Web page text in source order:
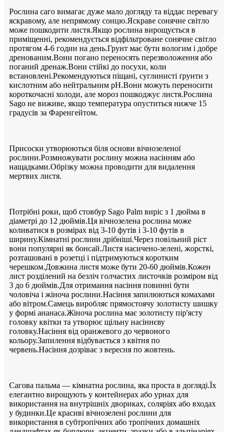
Рослина саго вимагає дуже мало догляду та віддає перевагу
яскравому, але непрямому сонцю.Яскраве сонячне світло
може пошкодити листя.Якщо рослина вирощується в
приміщенні, рекомендується відфільтроване сонячне світло
протягом 4-6 годин на день.Грунт має бути вологим і добре
дренованим.Вони погано переносять перезволоження або
поганий дренаж.Вони стійкі до посухи, коли
встановлені.Рекомендуються піщані, суглинисті ґрунти з
кислотним або нейтральним pH.Вони можуть переносити
короткочасні холоди, але мороз пошкоджує листя.Рослина
Sago не виживе, якщо температура опуститься нижче 15
градусів за Фаренгейтом.
Присоски утворюються біля основи вічнозеленої
рослини.Розмножувати рослину можна насінням або
нащадками.Обрізку можна проводити для видалення
мертвих листя.
Потрібні роки, щоб стовбур Sago Palm виріс з 1 дюйма в
діаметрі до 12 дюймів.Ця вічнозелена рослина може
коливатися в розмірах від 3-10 футів і 3-10 футів в
ширину.Кімнатні рослини дрібніші.Через повільний ріст
вони популярні як бонсай.Листя насичено-зелені, жорсткі,
розташовані в розетці і підтримуються коротким
черешком.Довжина листя може бути 20-60 дюймів.Кожен
лист розділений на безліч голчастих листочків розміром від
3 до 6 дюймів.Для отримання насіння повинні бути
чоловіча і жіноча рослини.Насіння запилюються комахами
або вітром.Самець виробляє прямостоячу золотисту шишку
у формі ананаса.Жіноча рослина має золотисту пір'ясту
головку квітки та утворює щільну насіннєву
головку.Насіння від оранжевого до червоного
кольору.Запилення відбувається з квітня по
червень.Насіння дозріває з вересня по жовтень.
Сагова пальма — кімнатна рослина, яка проста в догляді.Їх
елегантно вирощують у контейнерах або урнах для
використання на внутрішніх двориках, соляріях або входах
у будинки.Це красиві вічнозелені рослини для
використання в субтропічних або тропічних домашніх